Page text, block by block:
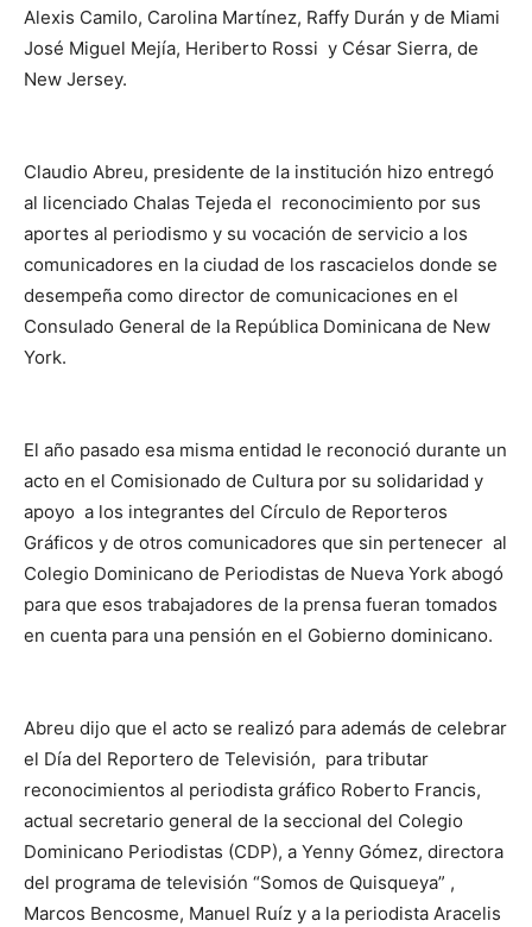
Alexis Camilo, Carolina Martínez, Raffy Durán y de Miami
José Miguel Mejía, Heriberto Rossi y César Sierra, de
New Jersey.
Claudio Abreu, presidente de la institución hizo entregó
al licenciado Chalas Tejeda el reconocimiento por sus
aportes al periodismo y su vocación de servicio a los
comunicadores en la ciudad de los rascacielos donde se
desempeña como director de comunicaciones en el
Consulado General de la República Dominicana de New
York.
El año pasado esa misma entidad le reconoció durante un
acto en el Comisionado de Cultura por su solidaridad y
apoyo a los integrantes del Círculo de Reporteros
Gráficos y de otros comunicadores que sin pertenecer al
Colegio Dominicano de Periodistas de Nueva York abogó
para que esos trabajadores de la prensa fueran tomados
en cuenta para una pensión en el Gobierno dominicano.
Abreu dijo que el acto se realizó para además de celebrar
el Día del Reportero de Televisión, para tributar
reconocimientos al periodista gráfico Roberto Francis,
actual secretario general de la seccional del Colegio
Dominicano Periodistas (CDP), a Yenny Gómez, directora
del programa de televisión “Somos de Quisqueya” ,
Marcos Bencosme, Manuel Ruíz y a la periodista Aracelis